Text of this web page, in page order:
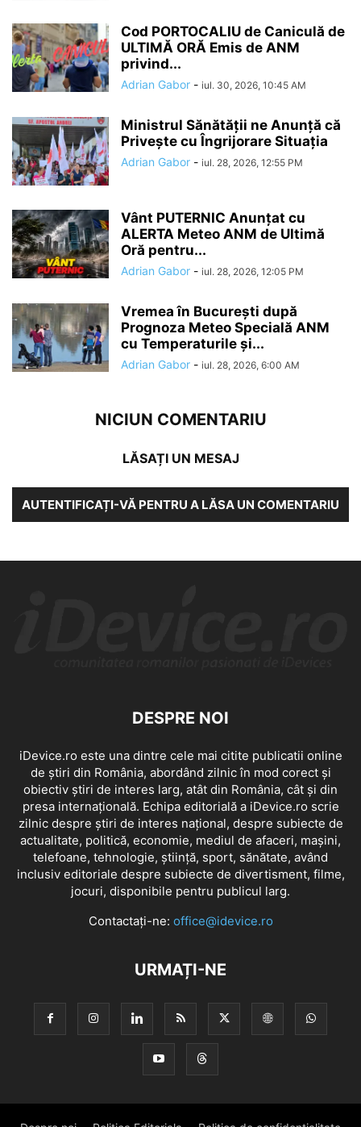
Cod PORTOCALIU de Caniculă de
ULTIMĂ ORĂ Emis de ANM
privind...
Adrian Gabor - iul. 30, 2026, 10:45 AM
Ministrul Sănătății ne Anunță că
Privește cu Îngrijorare Situația
Adrian Gabor - iul. 28, 2026, 12:55 PM
Vânt PUTERNIC Anunțat cu
ALERTA Meteo ANM de Ultimă
Oră pentru...
Adrian Gabor - iul. 28, 2026, 12:05 PM
Vremea în București după
Prognoza Meteo Specială ANM
cu Temperaturile și...
Adrian Gabor - iul. 28, 2026, 6:00 AM
NICIUN COMENTARIU
LĂSAȚI UN MESAJ
AUTENTIFICAȚI-VĂ PENTRU A LĂSA UN COMENTARIU
DESPRE NOI
iDevice.ro este una dintre cele mai citite publicatii online
de știri din România, abordând zilnic în mod corect și
obiectiv știri de interes larg, atât din România, cât și din
presa internațională. Echipa editorială a iDevice.ro scrie
zilnic despre știri de interes național, despre subiecte de
actualitate, politică, economie, mediul de afaceri, mașini,
telefoane, tehnologie, știință, sport, sănătate, având
inclusiv editoriale despre subiecte de divertisment, filme,
jocuri, disponibile pentru publicul larg.
Contactați-ne: office@idevice.ro
URMAȚI-NE